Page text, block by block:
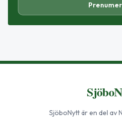
SjöboNyttär en del av